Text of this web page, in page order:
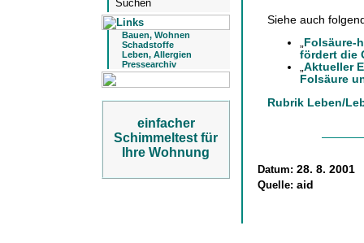
Bauen, Wohnen
Schadstoffe
Leben, Allergien
Pressearchiv
einfacher
Schimmeltest für
Ihre Wohnung
Siehe auch
Folsäure-
fördert die
Aktueller
Folsäure
Rubrik Leben/
Datum: 28. 8. 2001
Quelle: aid